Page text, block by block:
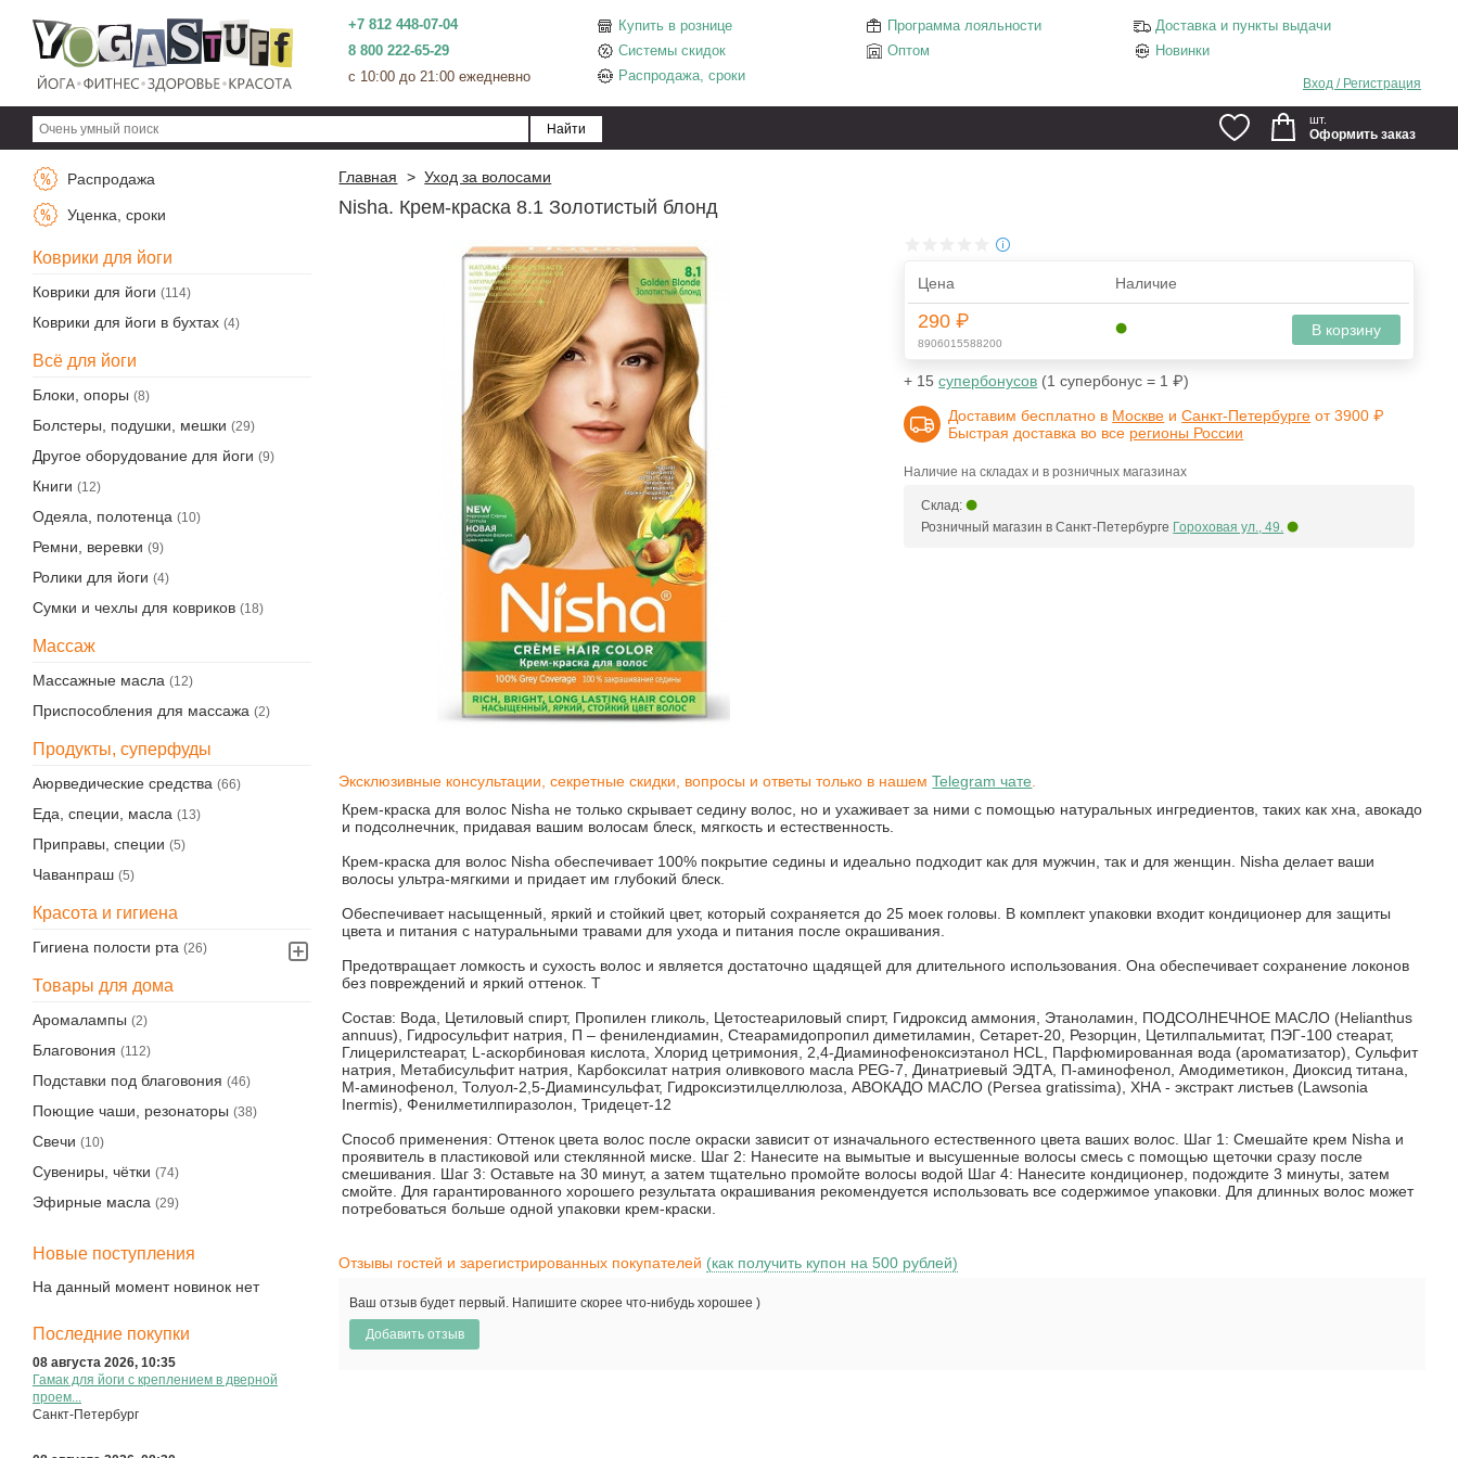
+7 812 448-07-04
8 800 222-65-29
c 10:00 до 21:00 ежедневно
Купить в рознице Программа лояльности
Доставка и пункты выдачи
Системы скидок
Оптом
Новинки
Распродажа, сроки
Вход / Регистрация
Оформить заказ
шт.
Распродажа
Уценка, сроки
Коврики для йоги
Коврики для йоги (114)
Коврики для йоги в бухтах (4)
Всё для йоги
Блоки, опоры (8)
Болстеры, подушки, мешки (29)
Другое оборудование для йоги (9)
Книги (12)
Одеяла, полотенца (10)
Ремни, веревки (9)
Ролики для йоги (4)
Сумки и чехлы для ковриков (18)
Массаж
Массажные масла (12)
Приспособления для массажа (2)
Продукты, суперфуды
Аюрведические средства (66)
Еда, специи, масла (13)
Приправы, специи (5)
Чаванпраш (5)
Красота и гигиена
Гигиена полости рта (26)
Товары для дома
Аромалампы (2)
Благовония (112)
Подставки под благовония (46)
Поющие чаши, резонаторы (38)
Свечи (10)
Сувениры, чётки (74)
Эфирные масла (29)
Новые поступления
На данный момент новинок нет
Последние покупки
08 августа 2026, 10:35
Гамак для йоги с креплением в дверной
Главная > Уход за волосами
Nisha. Крем-краска 8.1 Золотистый блонд
Цена Наличие
290 ₽
8906015588200
В корзину
+ 15супербонусов (1 супербонус = 1 ₽)
Доставим бесплатно в Москве иСанкт-Петербурге от 3900 ₽
Быстрая доставка во все регионы России
Наличие на складах и в розничных магазинах
Склад:
Розничный магазин в Санкт-Петербурге Гороховая ул., 49.
Эксклюзивные консультации, секретные скидки, вопросы и ответы только в нашемTelegram чате
Крем-краска для волос Nisha не только скрывает седину волос, но и ухаживает за ними с помощью натуральных ингредиентов, таких как хна, авокадо
и подсолнечник, придавая вашим волосам блеск, мягкость и естественность.
Крем-краска для волос Nisha обеспечивает 100% покрытие седины и идеально подходит как для мужчин, так и для женщин. Nisha делает ваши
волосы ультра-мягкими и придает им глубокий блеск.
Обеспечивает насыщенный, яркий и стойкий цвет, который сохраняется до 25 моек головы. В комплект упаковки входит кондиционер для защиты
цвета и питания с натуральными травами для ухода и питания после окрашивания.
Предотвращает ломкость и сухость волос и является достаточно щадящей для длительного использования. Она обеспечивает сохранение локонов
без повреждений и яркий оттенок. Т
Состав: Вода, Цетиловый спирт, Пропилен гликоль, Цетостеариловый спирт, Гидроксид аммония, Этаноламин, ПОДСОЛНЕЧНОЕ МАСЛО (Helianthus
annuus), Гидросульфит натрия, П – фенилендиамин, Cтеарамидопропил диметиламин, Сетарет-20, Резорцин, Цетилпальмитат, ПЭГ-100 стеарат,
Глицерилстеарат, L-аскорбиновая кислота, Хлорид цетримония, 2,4-Диаминофеноксиэтанол HCL, Парфюмированная вода (ароматизатор), Сульфит
натрия, Метабисульфит натрия, Карбоксилат натрия оливкового масла PEG-7, Динатриевый ЭДТА, П-аминофенол, Амодиметикон, Диоксид титана,
М-аминофенол, Толуол-2,5-Диаминсульфат, Гидроксиэтилцеллюлоза, АВОКАДО МАСЛО (Persea gratissima), ХНА - экстракт листьев (Lawsonia
Inermis), Фенилметилпиразолон, Тридецет-12
Способ применения: Оттенок цвета волос после окраски зависит от изначального естественного цвета ваших волос. Шаг 1: Смешайте крем Nisha и
проявитель в пластиковой или стеклянной миске. Шаг 2: Нанесите на вымытые и высушенные волосы смесь с помощью щеточки сразу после
смешивания. Шаг 3: Оставьте на 30 минут, а затем тщательно промойте волосы водой Шаг 4: Нанесите кондиционер, подождите 3 минуты, затем
смойте. Для гарантированного хорошего результата окрашивания рекомендуется использовать все содержимое упаковки. Для длинных волос может
потребоваться больше одной упаковки крем-краски.
Отзывы гостей и зарегистрированных покупателей (как получить купон на 500 рублей)
Ваш отзыв будет первый. Напишите скорее что-нибудь хорошее )